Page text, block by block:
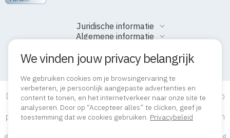
We vinden jouw privacy belangrijk
We gebruiken cookies om je browsingervaring te
verbeteren, je persoonlijk aangepaste advertenties en
content te tonen, en het internetverkeer naar onze site te
analyseren. Door op “Accepteer alles” te clicken, geef je
toestemming dat we cookies gebruiken. Privacybeleid
Juridische informatie
Algemene informatie
De informatie die we publiceren op onze site is gebaseerd op
de huidige algemene kennis van de geneeskunde zoals die
publiekelijk wordt verspreid, en dient niet voor het stellen van